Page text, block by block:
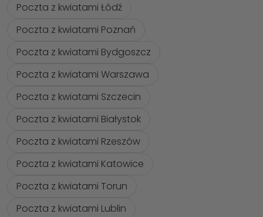
Poczta z kwiatami Łódź
Poczta z kwiatami Poznań
Poczta z kwiatami Bydgoszcz
Poczta z kwiatami Warszawa
Poczta z kwiatami Szczecin
Poczta z kwiatami Białystok
Poczta z kwiatami Rzeszów
Poczta z kwiatami Katowice
Poczta z kwiatami Torun
Poczta z kwiatami Lublin